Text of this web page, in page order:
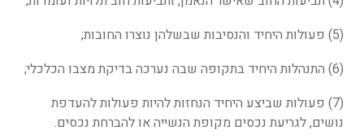
(5) פעולות היחיד והנסיבות שבשלהן נוצרו החובות;
(6) התנהלות היחיד בתקופה שבה נערכה בדיקת מצבו הכלכלי;
(7) פעולות שביצע היחיד הנחזות להיות פעולות להעדפת
נושים, לגריעת נכסים מקופת הנשייה או להברחת נכסים.